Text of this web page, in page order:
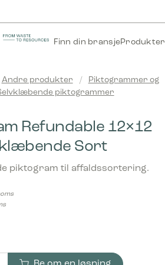
Finn din bransjeProdukter
Andre produkter /
Piktogrammer og
piktogrammer
Refundable 12×12
Sort
piktogram til affaldssortering.